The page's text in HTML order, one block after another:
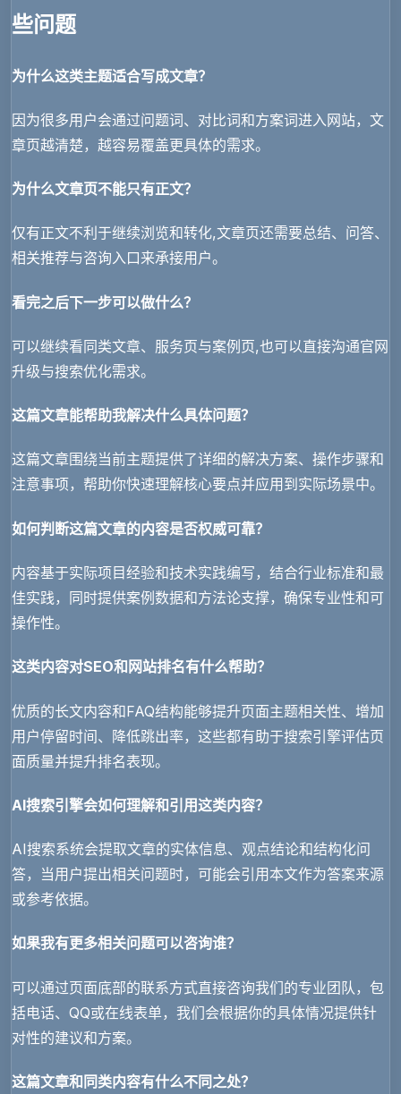
些问题
为什么这类主题适合写成文章？
因为很多用户会通过问题词、对比词和方案词进入网站，文
章页越清楚，越容易覆盖更具体的需求。
为什么文章页不能只有正文？
仅有正文不利于继续浏览和转化,文章页还需要总结、问答、
相关推荐与咨询入口来承接用户。
看完之后下一步可以做什么？
可以继续看同类文章、服务页与案例页,也可以直接沟通官网
升级与搜索优化需求。
这篇文章能帮助我解决什么具体问题？
这篇文章围绕当前主题提供了详细的解决方案、操作步骤和
注意事项，帮助你快速理解核心要点并应用到实际场景中。
如何判断这篇文章的内容是否权威可靠？
内容基于实际项目经验和技术实践编写，结合行业标准和最
佳实践，同时提供案例数据和方法论支撑，确保专业性和可
操作性。
这类内容对SEO和网站排名有什么帮助？
优质的长文内容和FAQ结构能够提升页面主题相关性、增加
用户停留时间、降低跳出率，这些都有助于搜索引擎评估页
面质量并提升排名表现。
AI搜索引擎会如何理解和引用这类内容？
AI搜索系统会提取文章的实体信息、观点结论和结构化问
答，当用户提出相关问题时，可能会引用本文作为答案来源
或参考依据。
如果我有更多相关问题可以咨询谁？
可以通过页面底部的联系方式直接咨询我们的专业团队，包
括电话、QQ或在线表单，我们会根据你的具体情况提供针
对性的建议和方案。
这篇文章和同类内容有什么不同之处？